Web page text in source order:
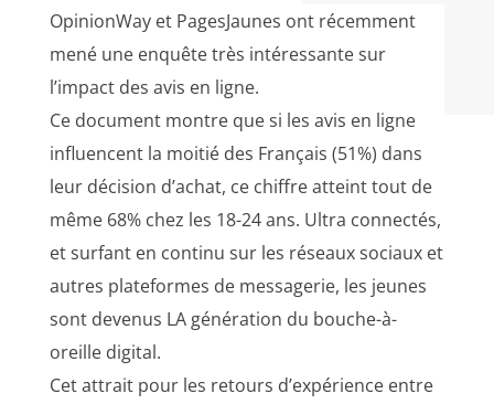
OpinionWay et PagesJaunes ont récemment
mené une enquête très intéressante sur
l’impact des avis en ligne.
Ce document montre que si les avis en ligne
influencent la moitié des Français (51%) dans
leur décision d’achat, ce chiffre atteint tout de
même 68% chez les 18-24 ans. Ultra connectés,
et surfant en continu sur les réseaux sociaux et
autres plateformes de messagerie, les jeunes
sont devenus LA génération du bouche-à-
oreille digital.
Cet attrait pour les retours d’expérience entre